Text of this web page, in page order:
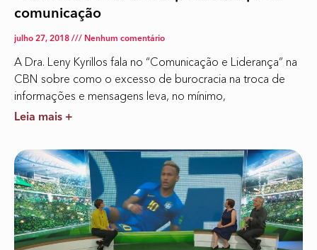
comunicação
julho 27, 2018 Nenhum comentário
A Dra. Leny Kyrillos fala no “Comunicação e Liderança” na
CBN sobre como o excesso de burocracia na troca de
informações e mensagens leva, no mínimo,
Leia mais +